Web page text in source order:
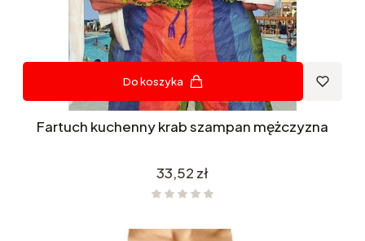
Do koszyka
Fartuch kuchenny krab szampan mężczyzna
Cena
33,52 zł